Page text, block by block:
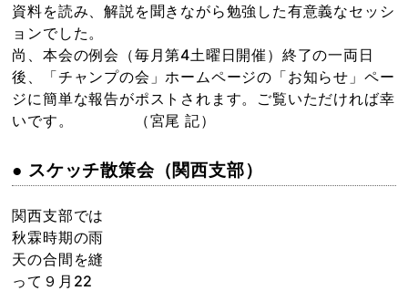
資料を読み、解説を聞きながら勉強した有意義なセッシ
ョンでした。
尚、本会の例会（毎月第4土曜日開催）終了の一両日
後、「チャンプの会」ホームページの「お知らせ」ペー
ジに簡単な報告がポストされます。ご覧いただければ幸
いです。 （宮尾 記）
● スケッチ散策会（関西支部）
関西支部では
秋霖時期の雨
天の合間を縫
って９月22